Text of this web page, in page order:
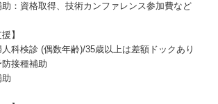
助：資格取得、技術カンファレンス参加費など
】
人科検診 (偶数年齢)/35歳以上は差額ドックあり
防接種補助
助